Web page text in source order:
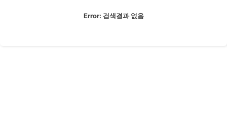
Error: 검색결과 없음